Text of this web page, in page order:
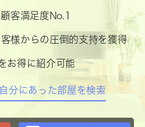
客満足度No.1
様からの圧倒的支持を獲得
お得に紹介可能
分にあった部屋を検索